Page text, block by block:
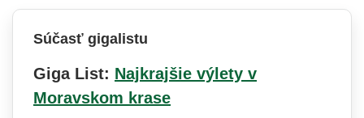
Súčasť gigalistu
Giga List: Najkrajšie výlety v
Moravskom krase